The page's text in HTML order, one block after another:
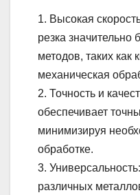
1. Высокая
резка
методов, таких как
механическая
2. Точность и
обеспечивает
минимизируя
обработке.
3.
различных